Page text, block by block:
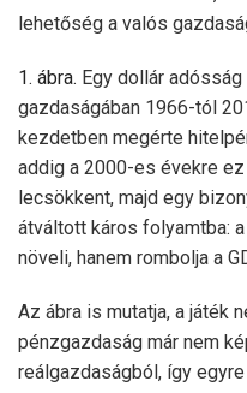
lehetőség a valós
1. ábra. Egy dollár
gazdaságában 1966-tól
kezdetben megérte
addig a 2000-es évekre
lecsökkent, majd egy
átváltott káros folyamtba:
növeli, hanem rombolja a
Az ábra is mutatja, a játék
pénzgazdaság már nem
reálgazdaságból, így